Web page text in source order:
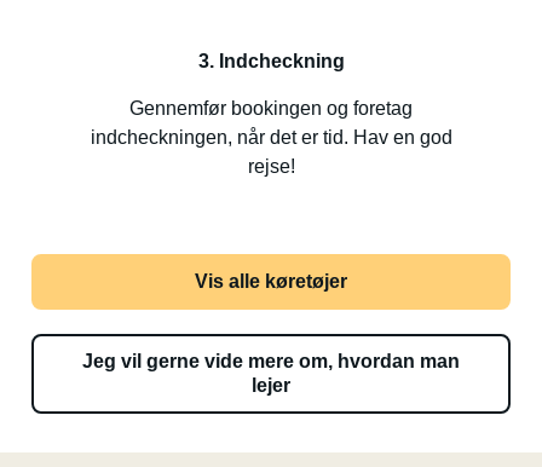
3. Indcheckning
Gennemfør bookingen og foretag
indcheckningen, når det er tid. Hav en god
rejse!
Vis alle køretøjer
Jeg vil gerne vide mere om, hvordan man
lejer